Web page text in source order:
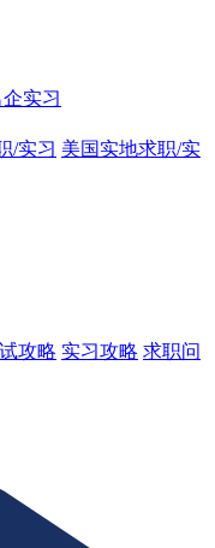
实习
/实习 美国实地求职/实
攻略 实习攻略 求职问